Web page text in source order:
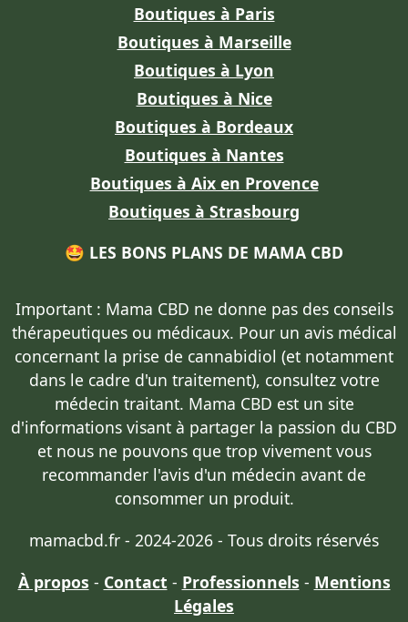
Boutiques à Paris
Boutiques à Marseille
Boutiques à Lyon
Boutiques à Nice
Boutiques à Bordeaux
Boutiques à Nantes
Boutiques à Aix en Provence
Boutiques à Strasbourg
🤩 LES BONS PLANS DE MAMA CBD
Important : Mama CBD ne donne pas des conseils
thérapeutiques ou médicaux. Pour un avis médical
concernant la prise de cannabidiol (et notamment
dans le cadre d'un traitement), consultez votre
médecin traitant. Mama CBD est un site
d'informations visant à partager la passion du CBD
et nous ne pouvons que trop vivement vous
recommander l'avis d'un médecin avant de
consommer un produit.
mamacbd.fr - 2024-2026 - Tous droits réservés
À propos - Contact - Professionnels - Mentions
Légales